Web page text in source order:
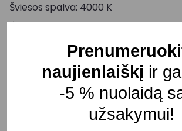
Šviesos spalva: 4000 K
Plotis: 134,5 mm
Aukštis: 26 mm
Korpuso spalva: Juoda
Atsparumas drėgmei: IP65
naujienlaiškį ir
-5 % nuolaidą
užsakymui!